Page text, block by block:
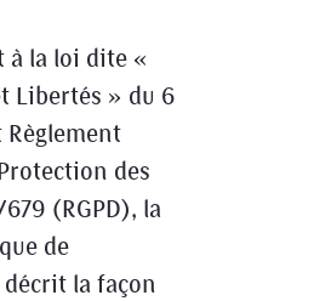
à la loi dite «
Libertés » du 6
des
(RGPD), la
de
la façon